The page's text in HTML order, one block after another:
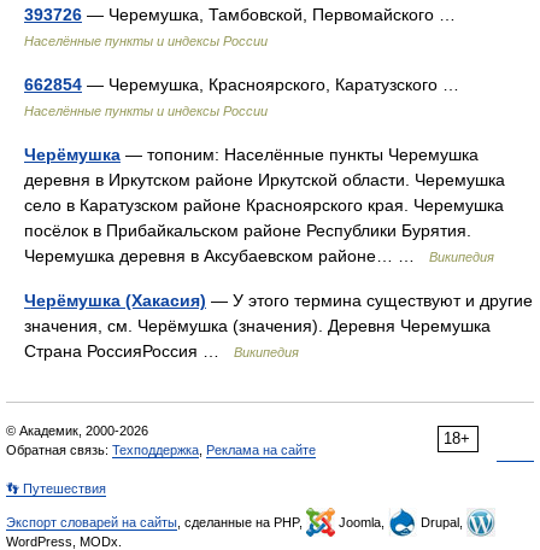
393726 — Черемушка, Тамбовской, Первомайского …
Населённые пункты и индексы России
662854 — Черемушка, Красноярского, Каратузского …
Населённые пункты и индексы России
Черёмушка — топоним: Населённые пункты Черемушка
деревня в Иркутском районе Иркутской области. Черемушка
село в Каратузском районе Красноярского края. Черемушка
посёлок в Прибайкальском районе Республики Бурятия.
Черемушка деревня в Аксубаевском районе… …
Википедия
Черёмушка (Хакасия) — У этого термина существуют и другие
значения, см. Черёмушка (значения). Деревня Черемушка
Страна РоссияРоссия …
Википедия
18+
© Академик, 2000-2026
Обратная связь: Техподдержка Реклама на сайте
👣 Путешествия
Экспорт словарей на сайты , сделанные на PHP, Joomla,
Drupal,
WordPress, MODx.